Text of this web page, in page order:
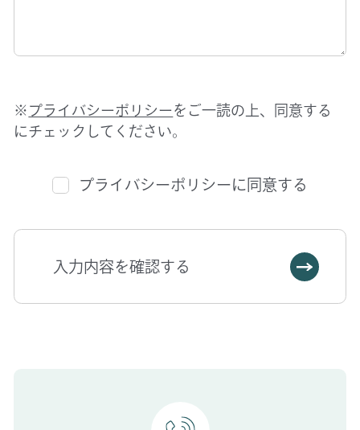
※ プライバシーポリシーをご一読の上、同意する
にチェックしてください。
プライバシーポリシーに同意する